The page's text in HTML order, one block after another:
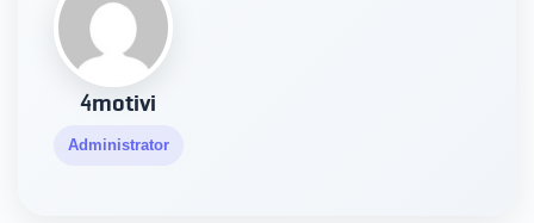
4motivi
Administrator